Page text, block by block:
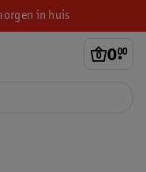
in huis
0.
00